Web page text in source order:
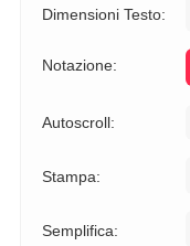
Dimensioni Testo:
Notazione:
Autoscroll:
Stampa:
Semplifica: